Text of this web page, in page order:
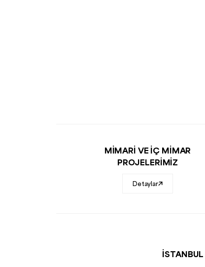
MİMARİ VE İÇ MİMAR
PROJELERİMİZ
Detaylar